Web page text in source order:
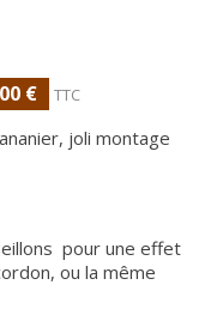
€ TTC
joli montage
pour une effet
ou la même